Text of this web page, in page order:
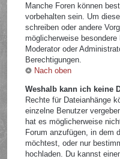
Manche Foren können
vorbehalten sein. Um
schreiben oder andere
möglicherweise
Moderator oder
Berechtigungen.
Nach oben
Weshalb kann ich keine
Rechte für Dateianhänge
einzelne Benutzer
hat es möglicherweise
Forum anzufügen, in dem
möchtest, oder nur
hochladen. Du kannst